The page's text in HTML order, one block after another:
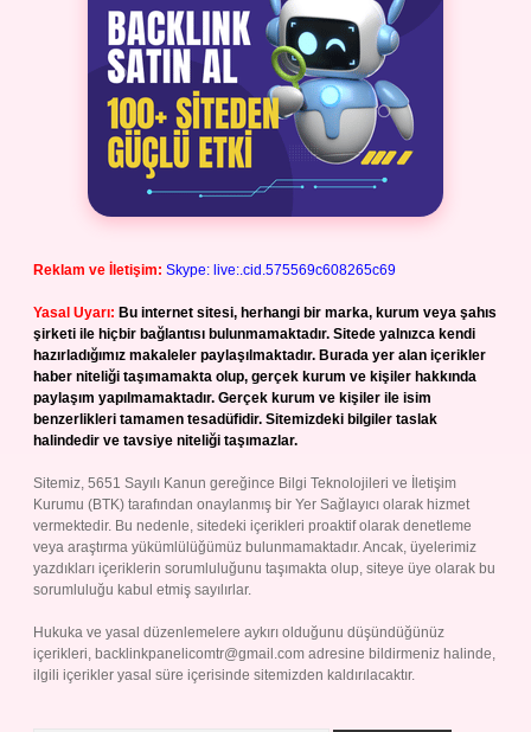
Reklam ve İletişim: Skype: live:.cid.575569c608265c69
Yasal Uyarı: Bu internet sitesi, herhangi bir marka, kurum veya şahıs
şirketi ile hiçbir bağlantısı bulunmamaktadır. Sitede yalnızca kendi
hazırladığımız makaleler paylaşılmaktadır. Burada yer alan içerikler
haber niteliği taşımamakta olup, gerçek kurum ve kişiler hakkında
paylaşım yapılmamaktadır. Gerçek kurum ve kişiler ile isim
benzerlikleri tamamen tesadüfidir. Sitemizdeki bilgiler taslak
halindedir ve tavsiye niteliği taşımazlar.
Sitemiz, 5651 Sayılı Kanun gereğince Bilgi Teknolojileri ve İletişim
Kurumu (BTK) tarafından onaylanmış bir Yer Sağlayıcı olarak hizmet
vermektedir. Bu nedenle, sitedeki içerikleri proaktif olarak denetleme
veya araştırma yükümlülüğümüz bulunmamaktadır. Ancak, üyelerimiz
yazdıkları içeriklerin sorumluluğunu taşımakta olup, siteye üye olarak bu
sorumluluğu kabul etmiş sayılırlar.
Hukuka ve yasal düzenlemelere aykırı olduğunu düşündüğünüz
içerikleri, backlinkpanelicomtr@gmail.com adresine bildirmeniz halinde,
ilgili içerikler yasal süre içerisinde sitemizden kaldırılacaktır.